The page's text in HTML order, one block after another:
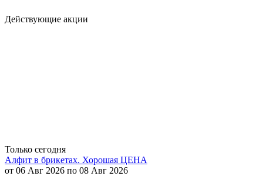
Действующие акции
Только сегодня
Алфит в брикетах. Хорошая ЦЕНА
от 06 Авг 2026 по 08 Авг 2026